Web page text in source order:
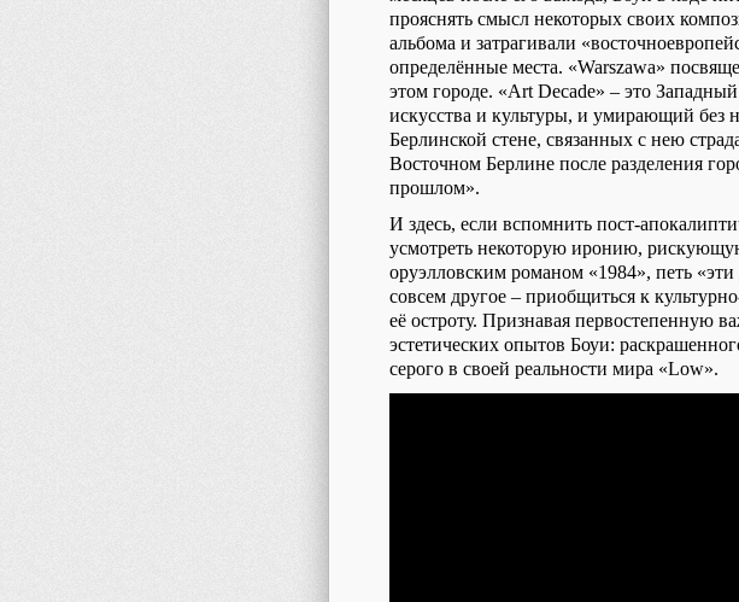
прояснять смысл некоторых своих
альбома и затрагивали
определённые места. «Warszawa»
этом городе. «Art Decade» – это
искусства и культуры, и умирающий без
Берлинской стене, связанных с нею
Восточном Берлине после разделения
прошлом».
И здесь, если вспомнить пост-
усмотреть некоторую иронию,
оруэлловским романом «1984», петь
совсем другое – приобщиться к
её остроту. Признавая первостепенную
эстетических опытов Боуи:
серого в своей реальности мира «Low».